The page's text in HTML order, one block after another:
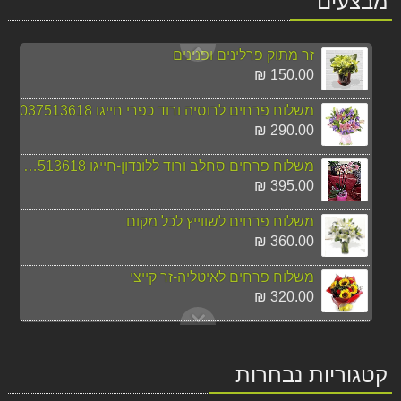
390.00 ₪
זר מתוק פרלינים ופנינים
150.00 ₪
משלוח פרחים לרוסיה ורוד כפרי חייגו 037513618
290.00 ₪
משלוח פרחים סחלב ורוד ללונדון-חייגו 037513618
395.00 ₪
משלוח פרחים לשווייץ לכל מקום
360.00 ₪
משלוח פרחים לאיטליה-זר קייצי
320.00 ₪
קטגוריות נבחרות